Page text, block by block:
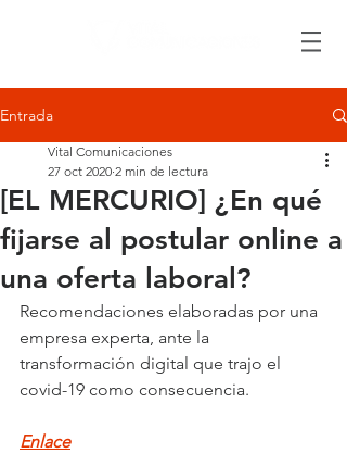
Entrada
[EL MERCURIO] ¿En qué
fijarse al postular online a
una oferta laboral?
Vital Comunicaciones
27 oct 2020 2 min de lectura
Recomendaciones elaboradas por una
empresa experta, ante la
transformación digital que trajo el
covid-19 como consecuencia.
Enlace